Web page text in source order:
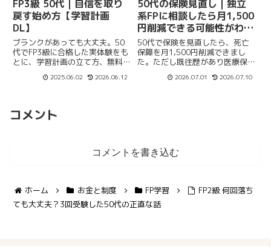
FP3級 50代｜自信を取り
戻す始め方【学習計画
DL】
ブランクがあっても大丈夫。50
代でFP3級に合格した実体験をも
とに、学習計画の立て方、無料教
への繋ぎ方までを具体的に解説。
2025.06.02 2026.06.12
50代の保険見直し｜独立
系FPに相談したら月1,500
円削減できる可能性がわか
った【保険マンモス】
50代で保険を見直したら、死亡
保障を月1,500円削減できまし
た。ただし既往歴があり医療保険
正直に教えてもらえた、保険マン
2026.07.01 2026.07.10
コメント
コメントを書き込む
ホーム お金と制度 FP学習
FP2級 何回落ち
ても大丈夫？3回受験した50代の正直な話